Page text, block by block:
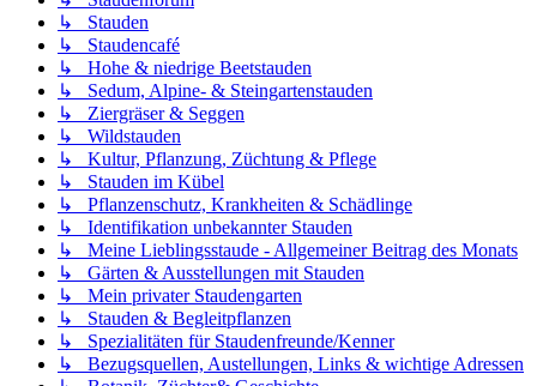
↳ Stauden
↳ Staudencafé
↳ Hohe & niedrige Beetstauden
↳ Sedum, Alpine- & Steingartenstauden
↳ Ziergräser & Seggen
↳ Wildstauden
↳ Kultur, Pflanzung, Züchtung & Pflege
↳ Stauden im Kübel
↳ Pflanzenschutz, Krankheiten & Schädlinge
↳ Identifikation unbekannter Stauden
↳ Meine Lieblingsstaude - Allgemeiner Beitrag des Monats
↳ Gärten & Ausstellungen mit Stauden
↳ Mein privater Staudengarten
↳ Stauden & Begleitpflanzen
↳ Spezialitäten für Staudenfreunde/Kenner
↳ Bezugsquellen, Austellungen, Links & wichtige Adressen